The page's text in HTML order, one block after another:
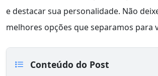
e destacar sua personalidade. Não
melhores opções que separamos para
Conteúdo do Post